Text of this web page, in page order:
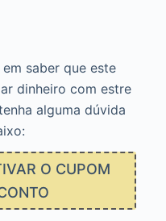
saber que este
dinheiro com estre
alguma dúvida
O CUPOM